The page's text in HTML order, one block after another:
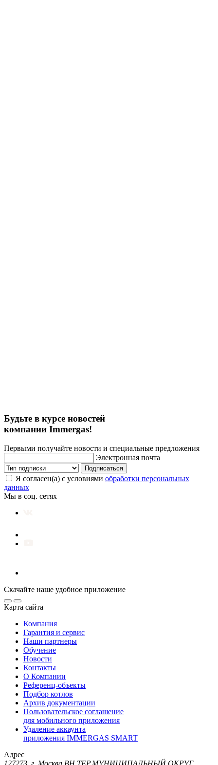
Будьте в курсе новостей
компании Immergas!
Первыми получайте новости и специальные предложения
Электронная почта
Подписаться
Я согласен(а) с условиями обработки персональных
данных
Мы в соц. сетях
Скачайте наше удобное приложение
Карта сайта
Компания
Гарантия и сервис
Наши партнеры
Обучение
Новости
Контакты
О Компании
Референц-объекты
Подбор котлов
Архив документации
Пользовательское соглашение
для мобильного приложения
Удаление аккаунта
приложения IMMERGAS SMART
Адрес
127273, г. Москва ВН.ТЕР.МУНИЦИПАЛЬНЫЙ ОКРУГ